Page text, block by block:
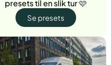
presets til en slik tur 🩷
Se presets